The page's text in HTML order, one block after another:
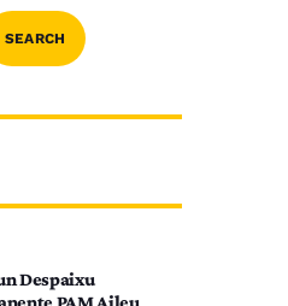
SEARCH
Despaixu
PAM Aileu